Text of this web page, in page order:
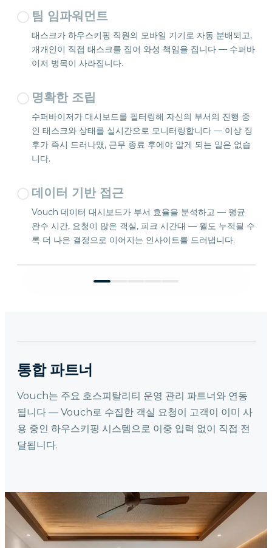
팀 임파워먼트
태스크가 하우스키핑 직원의 모바일 기기로 자동 분배되고,
개개인이 직접 태스크를 집어 와성 책임을 집니다 — 수퍼바
이저 병목이 사라집니다.
명확한 조립
수퍼바이저가 대시보드를 필터링해 자신의 부서의 진행 중
인 태스크와 상태를 실시간으로 모니터링합니다 — 이상 징
후가 즉시 드러나먰, 근무 종료 후에야 알게 되는 일은 없습
니다.
데이터 기반 접근
Vouch 데이터 대시보드가 부서 효율을 분석하고 — 평균
완수 시간, 요청이 많은 객실, 피크 시간대 — 월도 누적될 수
록 더 나은 결정으로 이어지는 인사이트를 드러냅니다.
통합 파트너
Vouch는 주요 호스피탈리티 운영 관리 파트너와 연동
됩니다 — Vouch로 수집한 객실 요청이 고객이 이미 사
용 중인 하우스키핑 시스템으로 이중 입력 없이 직접 전
달됩니다.